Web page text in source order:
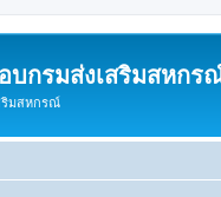
บกรมส่งเสริมสหกร
ริมสหกรณ์